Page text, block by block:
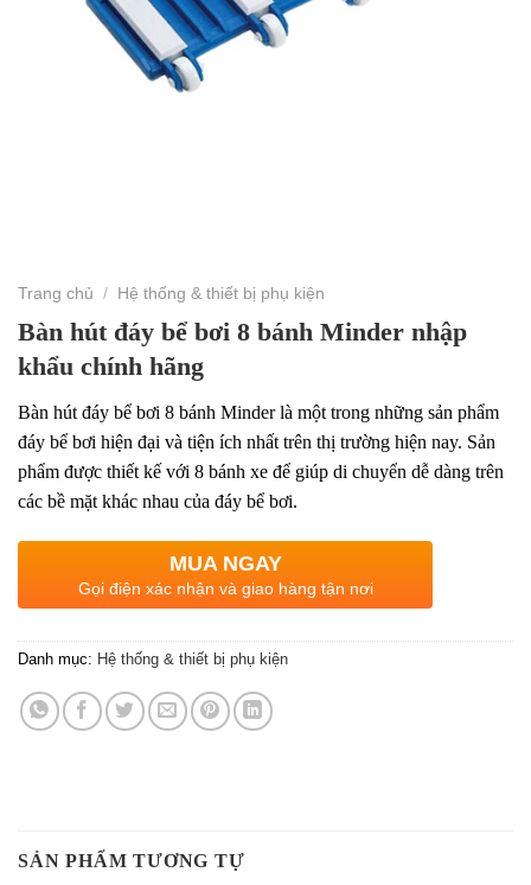
Trang chủ / Hệ thống & thiết bị phụ kiện
Bàn hút đáy bể bơi 8 bánh Minder nhập
khẩu chính hãng
Bàn hút đáy bể bơi 8 bánh Minder là một trong những sản phẩm
đáy bể bơi hiện đại và tiện ích nhất trên thị trường hiện nay. Sản
phẩm được thiết kế với 8 bánh xe để giúp di chuyển dễ dàng trên
các bề mặt khác nhau của đáy bể bơi.
MUA NGAY
Gọi điện xác nhận và giao hàng tận nơi
Danh mục: Hệ thống & thiết bị phụ kiện
SẢN PHẨM TƯƠNG TỰ